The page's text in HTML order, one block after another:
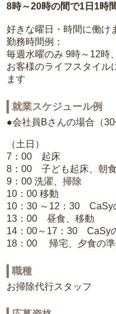
8時～20時の間で1日1時
好きな曜日・時間に働け
勤務時間例：
毎週水曜のみ 9時～12時
お客様のライフスタイル
ます
就業スケジュール例
●会社員Bさんの場合（30
（土日）
7：00 起床
8：00 子ども起床、朝食
9：00 洗濯、掃除
10：00 移動
10：30 ～12：30 CaSy
13：00 昼食、移動
14：00～17：30 CaSy
18：00 帰宅、夕食の
職種
お掃除代行スタッフ